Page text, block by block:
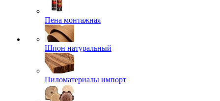
Пена монтажная
Шпон натуральный
Пиломатериалы импорт